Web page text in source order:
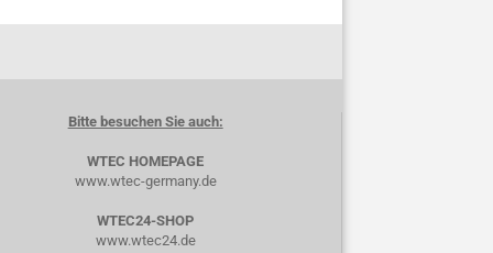
Bitte besuchen Sie auch:
WTEC HOMEPAGE
www.wtec-germany.de
WTEC24-SHOP
www.wtec24.de